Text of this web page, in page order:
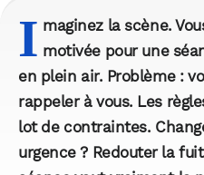
I maginez la scène.
motivée pour une
en plein air. Problème :
rappeler à vous. Les
lot de contraintes.
urgence ? Redouter la